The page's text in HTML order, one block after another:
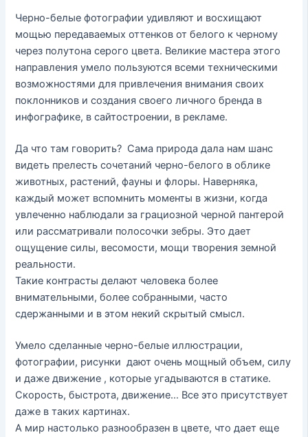
Черно-белые фотографии удивляют и восхищают
мощью передаваемых оттенков от белого к черному
через полутона серого цвета. Великие мастера этого
направления умело пользуются всеми техническими
возможностями для привлечения внимания своих
поклонников и создания своего личного бренда в
инфографике, в сайтостроении, в рекламе.
Да что там говорить? Сама природа дала нам шанс
видеть прелесть сочетаний черно-белого в облике
животных, растений, фауны и флоры. Наверняка,
каждый может вспомнить моменты в жизни, когда
увлеченно наблюдали за грациозной черной пантерой
или рассматривали полосочки зебры. Это дает
ощущение силы, весомости, мощи творения земной
реальности.
Такие контрасты делают человека более
внимательными, более собранными, часто
сдержанными и в этом некий скрытый смысл.
Умело сделанные черно-белые иллюстрации,
фотографии, рисунки дают очень мощный объем, силу
и даже движение , которые угадываются в статике.
Скорость, быстрота, движение… Все это присутствует
даже в таких картинах.
А мир настолько разнообразен в цвете, что дает еще